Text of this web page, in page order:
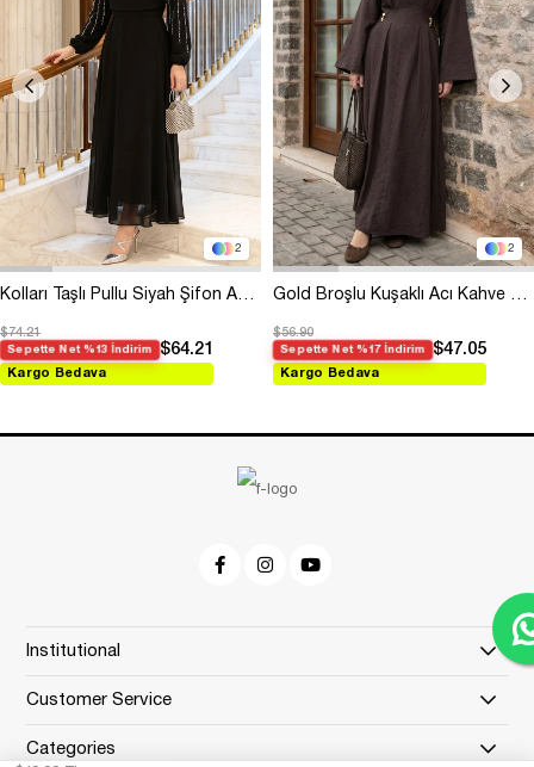
2
$74.21
Sepette Net %13 İndirim $64.21
Kargo Bedava
2
$56.90
Sepette Net %17 İndirim $47.05
Kargo Bedava
Institutional
Customer Service
Categories